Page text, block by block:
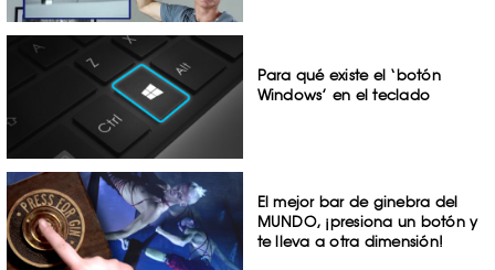
Para qué existe el ‘botón
Windows’ en el teclado
El mejor bar de ginebra del
MUNDO, ¡presiona un botón y
te lleva a otra dimensión!